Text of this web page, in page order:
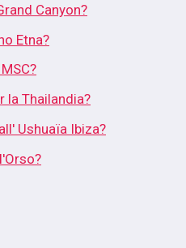
Canyon?
Etna?
la Thailandia?
Ushuaïa Ibiza?